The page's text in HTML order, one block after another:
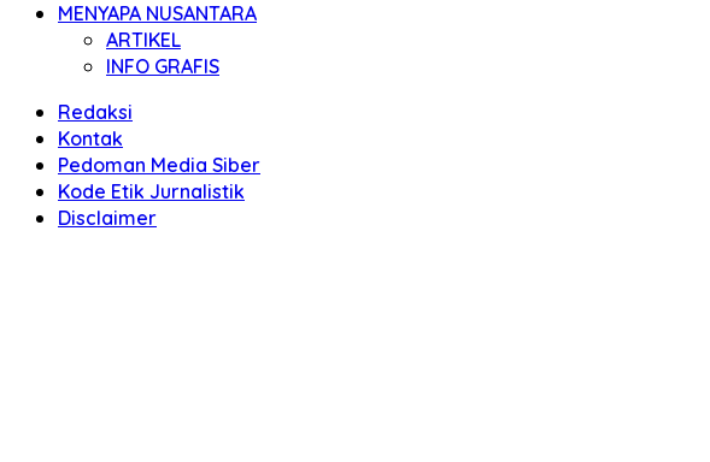
MENYAPA NUSANTARA
ARTIKEL
INFO GRAFIS
Redaksi
Kontak
Pedoman Media Siber
Kode Etik Jurnalistik
Disclaimer